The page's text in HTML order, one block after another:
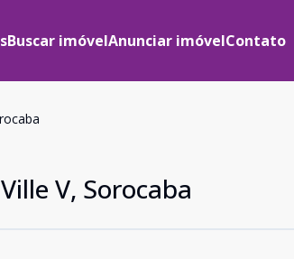
Buscar imóvelAnunciar imóvelContato
V, Sorocaba